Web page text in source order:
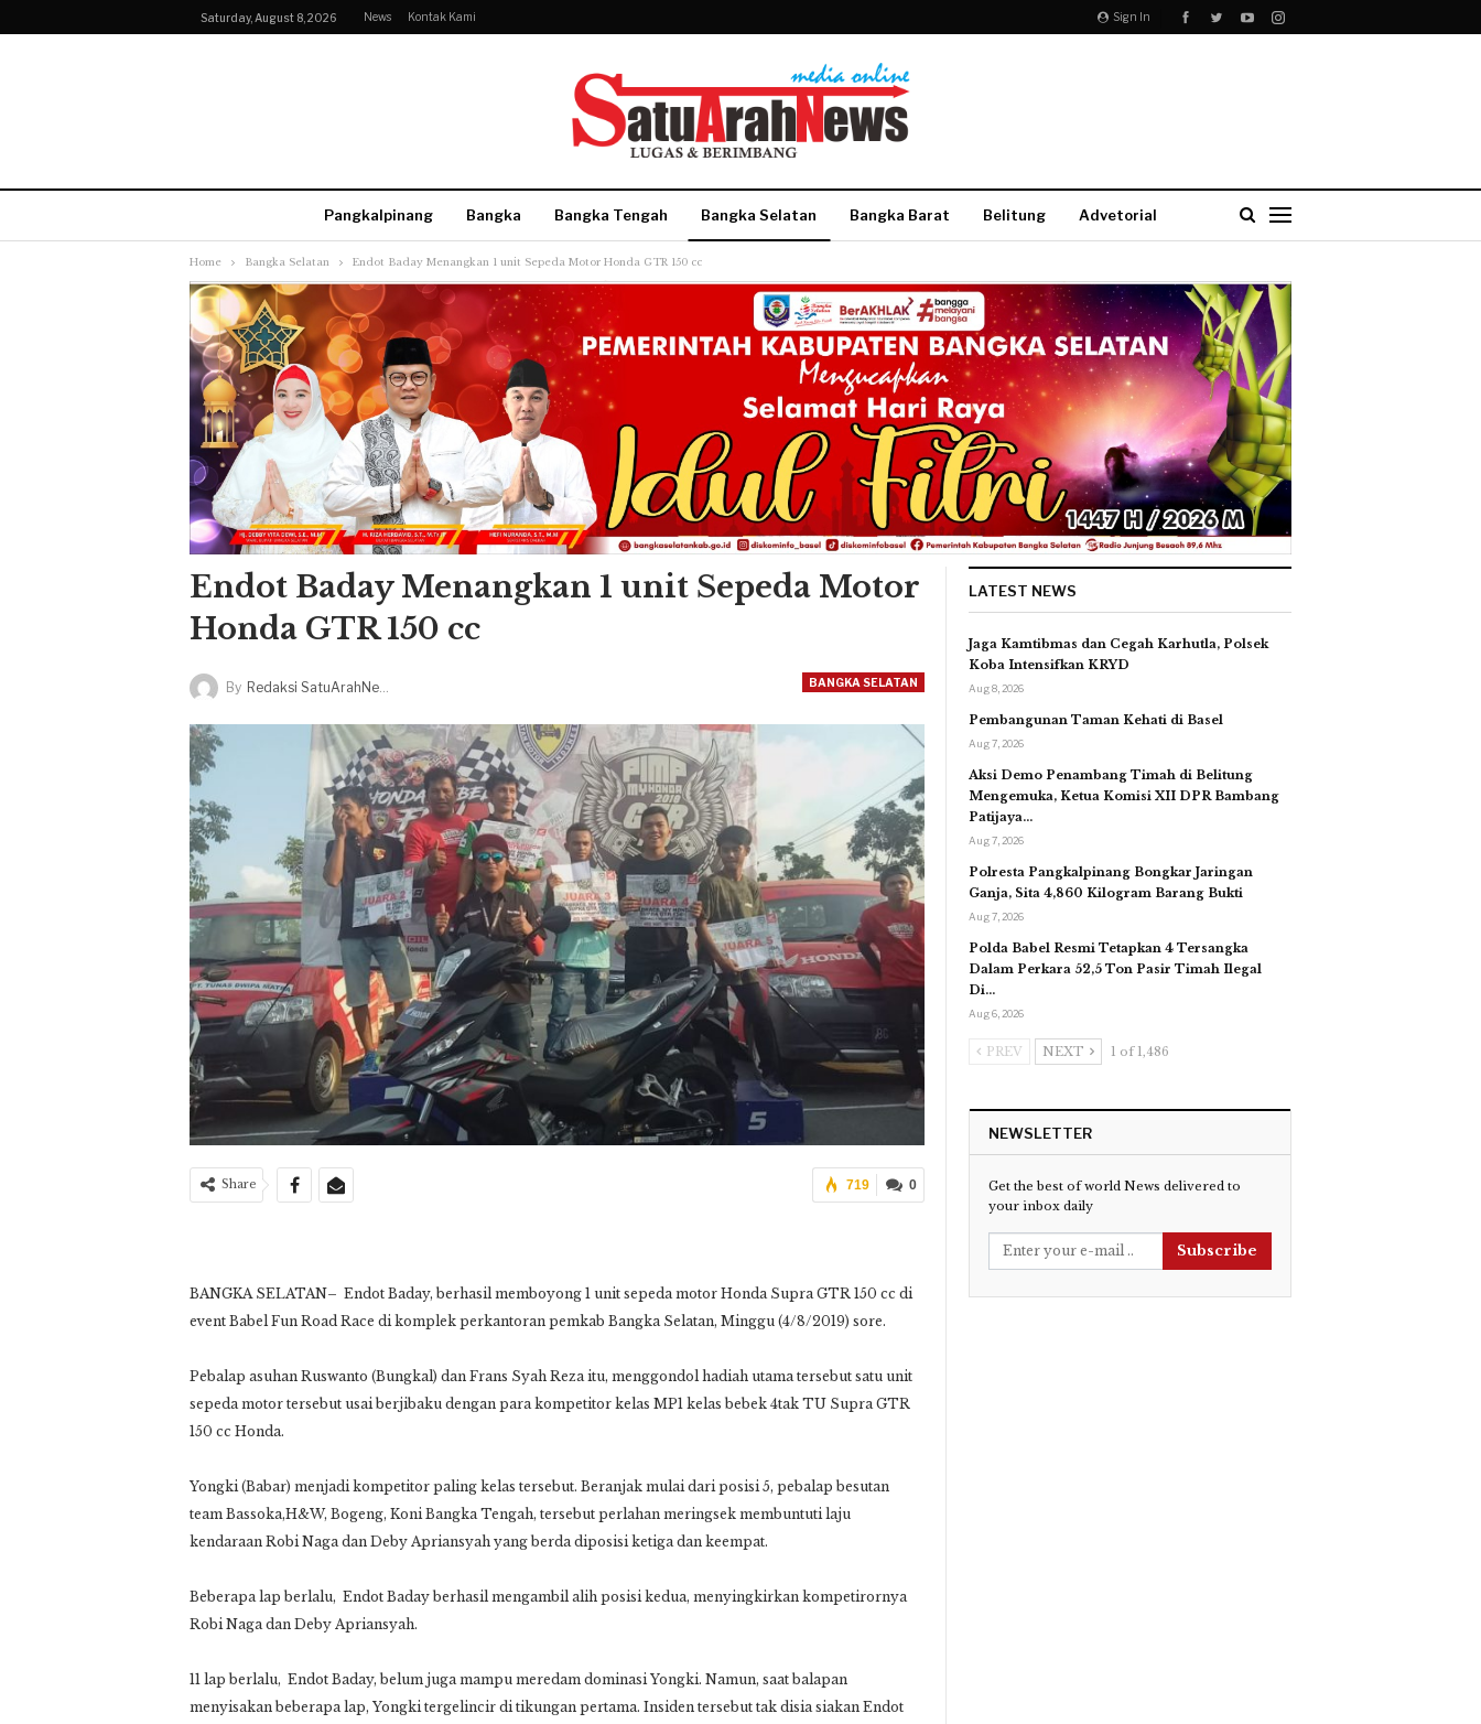
Sign In
Saturday, August 8, 2026 News Kontak Kami
Pangkalpinang Bangka Bangka Tengah Bangka Selatan Bangka Barat Belitung Advetorial
Home Bangka Selatan Endot Baday Menangkan 1 unit Sepeda Motor Honda GTR 150 cc
Endot Baday Menangkan 1 unit Sepeda Motor
Honda GTR 150 cc
BANGKA SELATAN
By Redaksi SatuArahNews
0
719
Share
BANGKA SELATAN– Endot Baday, berhasil memboyong 1 unit sepeda motor Honda Supra GTR 150 cc di
event Babel Fun Road Race di komplek perkantoran pemkab Bangka Selatan, Minggu (4/8/2019) sore.
Pebalap asuhan Ruswanto (Bungkal) dan Frans Syah Reza itu, menggondol hadiah utama tersebut satu unit
sepeda motor tersebut usai berjibaku dengan para kompetitor kelas MP1 kelas bebek 4tak TU Supra GTR
150 cc Honda.
Yongki (Babar) menjadi kompetitor paling kelas tersebut. Beranjak mulai dari posisi 5, pebalap besutan
team Bassoka,H&W, Bogeng, Koni Bangka Tengah, tersebut perlahan meringsek membuntuti laju
kendaraan Robi Naga dan Deby Apriansyah yang berda diposisi ketiga dan keempat.
Beberapa lap berlalu, Endot Baday berhasil mengambil alih posisi kedua, menyingkirkan kompetirornya
Robi Naga dan Deby Apriansyah.
11 lap berlalu, Endot Baday, belum juga mampu meredam dominasi Yongki. Namun, saat balapan
menyisakan beberapa lap, Yongki tergelincir di tikungan pertama. Insiden tersebut tak disia siakan Endot
LATEST NEWS
Jaga Kamtibmas dan Cegah Karhutla, Polsek
Koba Intensifkan KRYD
Aug 8, 2026
Pembangunan Taman Kehati di Basel
Aug 7, 2026
Aksi Demo Penambang Timah di Belitung
Mengemuka, Ketua Komisi XII DPR Bambang
Patijaya…
Aug 7, 2026
Polresta Pangkalpinang Bongkar Jaringan
Ganja, Sita 4,860 Kilogram Barang Bukti
Aug 7, 2026
Polda Babel Resmi Tetapkan 4 Tersangka
Dalam Perkara 52,5 Ton Pasir Timah Ilegal
Di…
Aug 6, 2026
PREV NEXT 1 of 1,486
NEWSLETTER
Get the best of world News delivered to
your inbox daily
Subscribe